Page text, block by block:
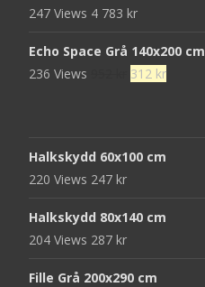
247 Views 4 783 kr
Echo Space Grå 140x200 cm
236 Views
Det
952 kr.
312 krDet
Halkskydd 60x100 cm
220 Views 247 kr
Halkskydd 80x140 cm
204 Views 287 kr
Fille Grå 200x290 cm